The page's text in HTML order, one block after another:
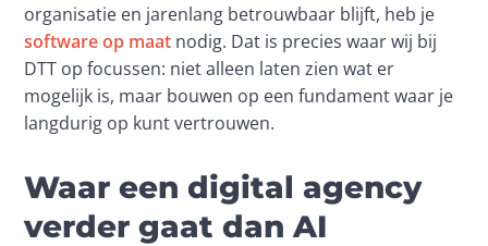
organisatie en jarenlang betrouwbaar blijft, heb je
software op maat nodig. Dat is precies waar wij bij
DTT op focussen: niet alleen laten zien wat er
mogelijk is, maar bouwen op een fundament waar je
langdurig op kunt vertrouwen.
Waar een digital agency
verder gaat dan AI